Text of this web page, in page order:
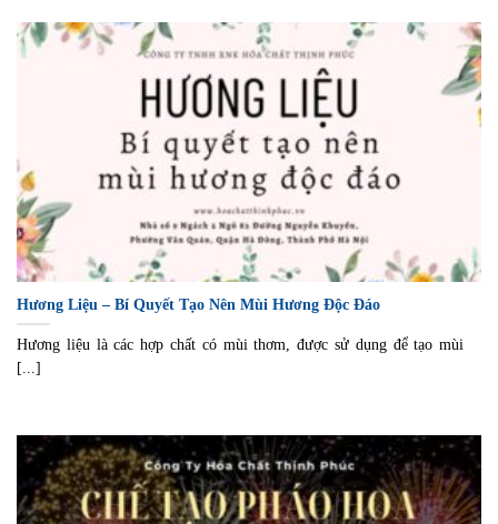
Hương Liệu – Bí Quyết Tạo Nên Mùi Hương Độc Đáo
Hương liệu là các hợp chất có mùi thơm, được sử dụng để tạo mùi
[...]